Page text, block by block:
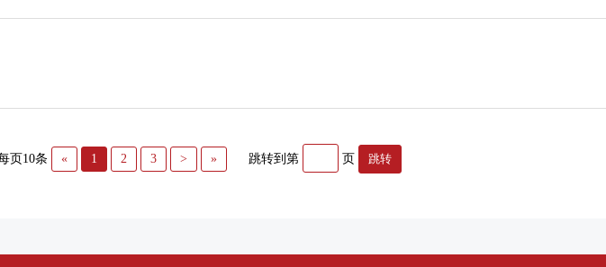
页10条 « 1 2 3 > » 跳转到第 页 跳转